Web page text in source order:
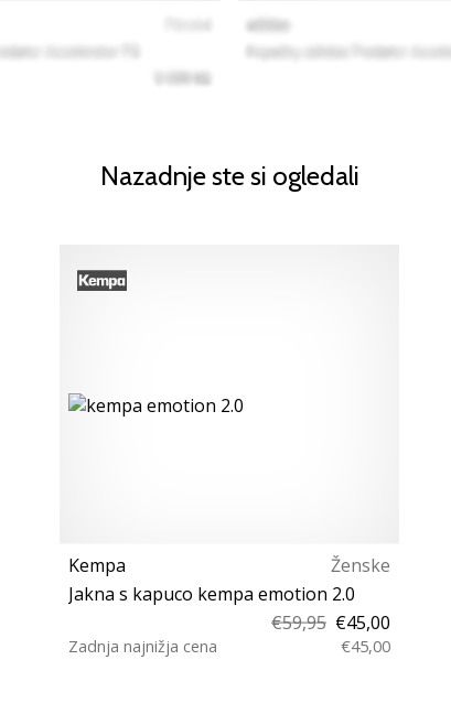
Nazadnje ste si ogledali
Kempa
Ženske
Jakna s kapuco kempa emotion 2.0
€59,95 €45,00
Zadnja najnižja cena €45,00